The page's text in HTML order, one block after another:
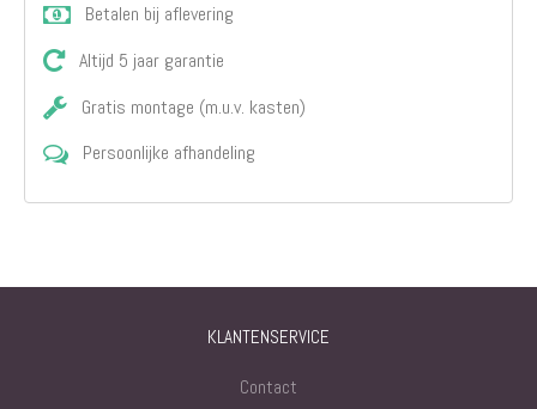
Betalen bij aflevering
Altijd 5 jaar garantie
Gratis montage (m.u.v. kasten)
Persoonlijke afhandeling
KLANTENSERVICE
Contact